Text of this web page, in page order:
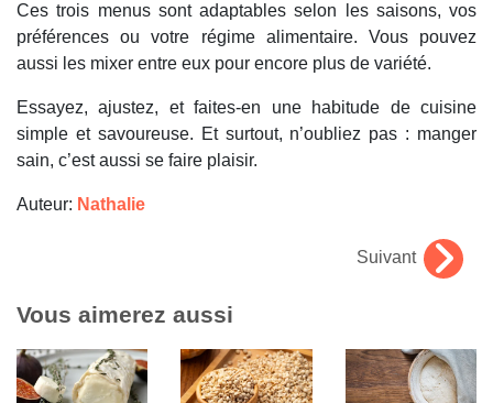
Ces trois menus sont adaptables selon les saisons, vos
préférences ou votre régime alimentaire. Vous pouvez
aussi les mixer entre eux pour encore plus de variété.
Essayez, ajustez, et faites-en une habitude de cuisine
simple et savoureuse. Et surtout, n’oubliez pas : manger
sain, c’est aussi se faire plaisir.
Auteur: Nathalie
Suivant
Vous aimerez aussi